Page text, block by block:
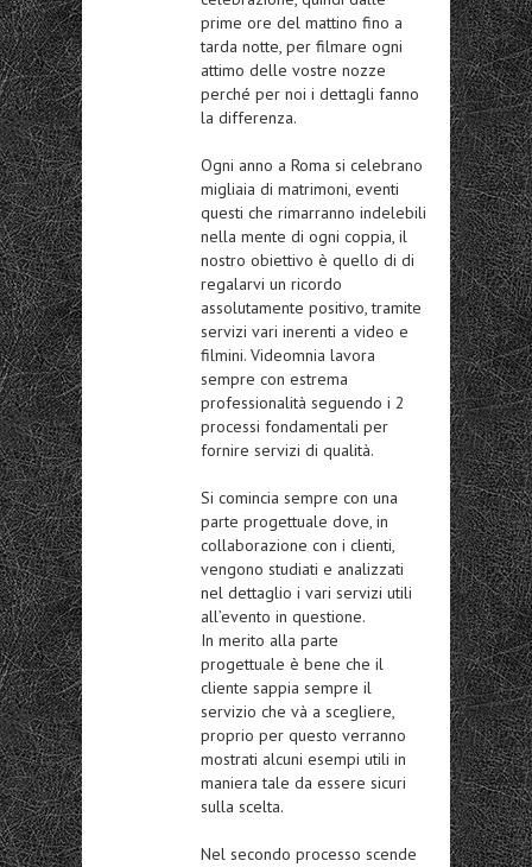
prime ore del mattino fino a
tarda notte, per filmare ogni
attimo delle vostre nozze
perché per noi i dettagli fanno
la differenza.
Ogni anno a Roma si celebrano
migliaia di matrimoni, eventi
questi che rimarranno indelebili
nella mente di ogni coppia, il
nostro obiettivo è quello di di
regalarvi un ricordo
assolutamente positivo, tramite
servizi vari inerenti a video e
filmini. Videomnia lavora
sempre con estrema
professionalità seguendo i 2
processi fondamentali per
fornire servizi di qualità.
Si comincia sempre con una
parte progettuale dove, in
collaborazione con i clienti,
vengono studiati e analizzati
nel dettaglio i vari servizi utili
all’evento in questione.
In merito alla parte
progettuale è bene che il
cliente sappia sempre il
servizio che và a scegliere,
proprio per questo verranno
mostrati alcuni esempi utili in
maniera tale da essere sicuri
sulla scelta.
Nel secondo processo scende